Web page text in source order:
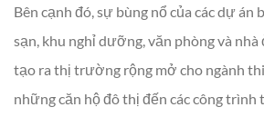
Bên cạnh đó, sự bùng nổ của các dự án
sạn, khu nghỉ dưỡng, văn phòng và nhà
tạo ra thị trường rộng mở cho ngành
những căn hộ đô thị đến các công